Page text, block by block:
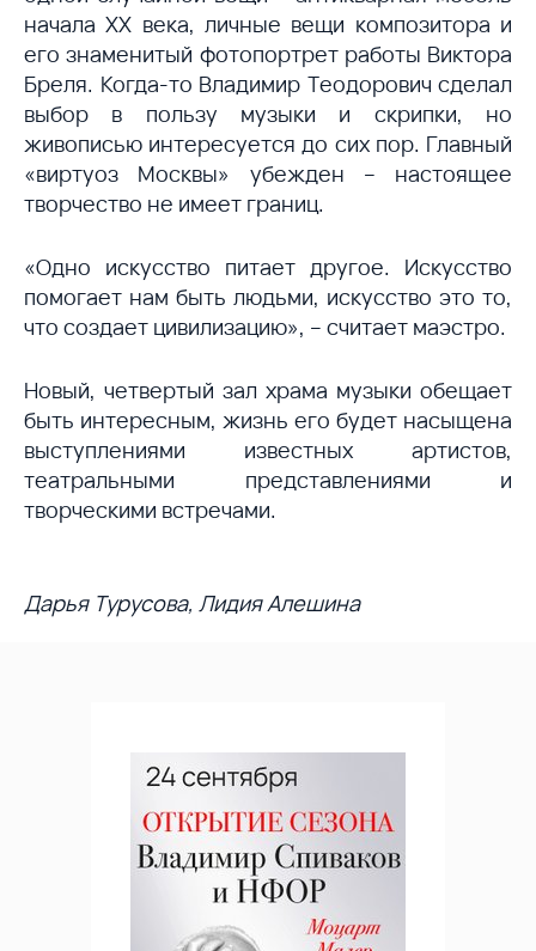
начала ХХ века, личные вещи композитора и
его знаменитый фотопортрет работы Виктора
Бреля. Когда-то Владимир Теодорович сделал
выбор в пользу музыки и скрипки, но
живописью интересуется до сих пор. Главный
«виртуоз Москвы» убежден – настоящее
творчество не имеет границ.
«Одно искусство питает другое. Искусство
помогает нам быть людьми, искусство это то,
что создает цивилизацию», – считает маэстро.
Новый, четвертый зал храма музыки обещает
быть интересным, жизнь его будет насыщена
выступлениями известных артистов,
театральными представлениями и
творческими встречами.
Дарья Турусова, Лидия Алешина